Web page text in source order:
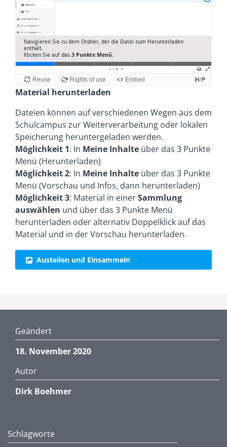
Material herunterladen
Dateien können auf verschiedenen Wegen aus dem
Schulcampus zur Weiterverarbeitung oder lokalen
Speicherung heruntergeladen werden.
Möglichkeit 1: In Meine Inhalte über das 3 Punkte
Menü (Herunterladen)
Möglichkeit 2: In Meine Inhalte über das 3 Punkte
Menü (Vorschau und Infos, dann herunterladen)
Möglichkeit 3: Material in einerSammlung
auswählen und über das 3 Punkte Menü
herunterladen oder alternativ Doppelklick auf das
Material und in der Vorschau herunterladen.
Austeilen und Einsammeln
Geändert
18. November 2020
Autor
Dirk Boehmer
Schlagworte